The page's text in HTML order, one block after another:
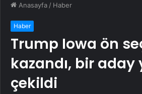
Anasayfa / Haber
Haber
Trump Iowa ön
kazandı, bir aday
çekildi